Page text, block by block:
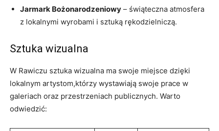
Jarmark Bożonarodzeniowy – świąteczna atmosfera
z lokalnymi wyrobami i sztuką rękodzielniczą.
Sztuka wizualna
W Rawiczu sztuka wizualna ma swoje miejsce dzięki
lokalnym artystom,którzy wystawiają swoje prace w
galeriach oraz przestrzeniach publicznych. Warto
odwiedzić: